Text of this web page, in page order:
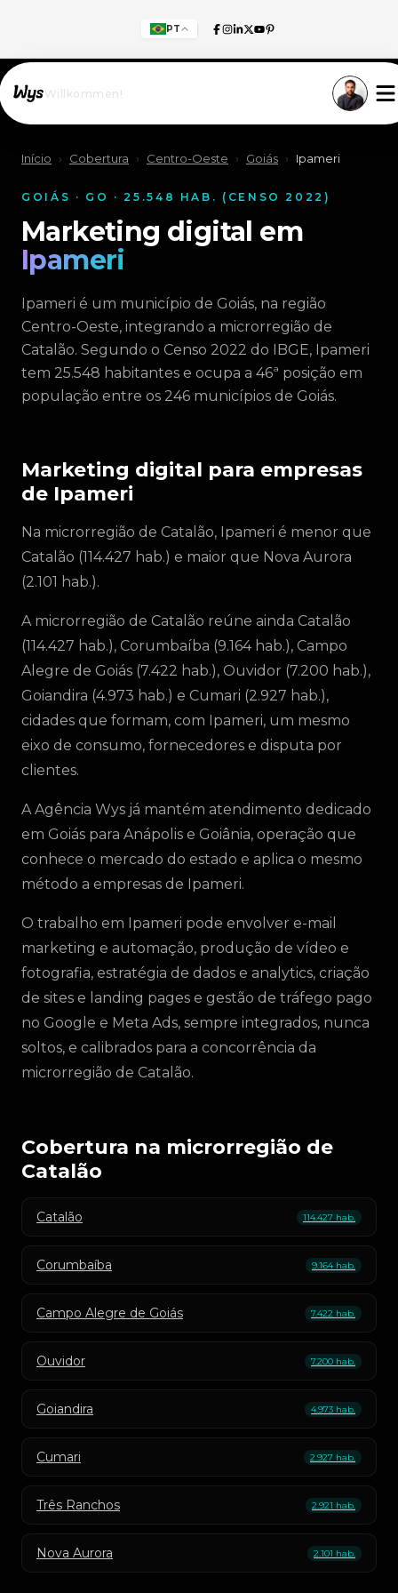
PT
Willkommen!
Início › Cobertura › Centro-Oeste › Goiás › Ipameri
GOIÁS · GO · 25.548 HAB. (CENSO 2022)
Marketing digital em
Ipameri
Ipameri é um município de Goiás, na região
Centro-Oeste, integrando a microrregião de
Catalão. Segundo o Censo 2022 do IBGE, Ipameri
tem 25.548 habitantes e ocupa a 46ª posição em
população entre os 246 municípios de Goiás.
Marketing digital para empresas
de Ipameri
Na microrregião de Catalão, Ipameri é menor que
Catalão (114.427 hab.) e maior que Nova Aurora
(2.101 hab.).
A microrregião de Catalão reúne ainda Catalão
(114.427 hab.), Corumbaíba (9.164 hab.), Campo
Alegre de Goiás (7.422 hab.), Ouvidor (7.200 hab.),
Goiandira (4.973 hab.) e Cumari (2.927 hab.),
cidades que formam, com Ipameri, um mesmo
eixo de consumo, fornecedores e disputa por
clientes.
A Agência Wys já mantém atendimento dedicado
em Goiás para Anápolis e Goiânia, operação que
conhece o mercado do estado e aplica o mesmo
método a empresas de Ipameri.
O trabalho em Ipameri pode envolver e-mail
marketing e automação, produção de vídeo e
fotografia, estratégia de dados e analytics, criação
de sites e landing pages e gestão de tráfego pago
no Google e Meta Ads, sempre integrados, nunca
soltos, e calibrados para a concorrência da
microrregião de Catalão.
Cobertura na microrregião de
Catalão
Catalão 114.427 hab.
Corumbaíba 9.164 hab.
Campo Alegre de Goiás 7.422 hab.
Ouvidor 7.200 hab.
Goiandira 4.973 hab.
Cumari 2.927 hab.
Três Ranchos 2.921 hab.
Nova Aurora 2.101 hab.